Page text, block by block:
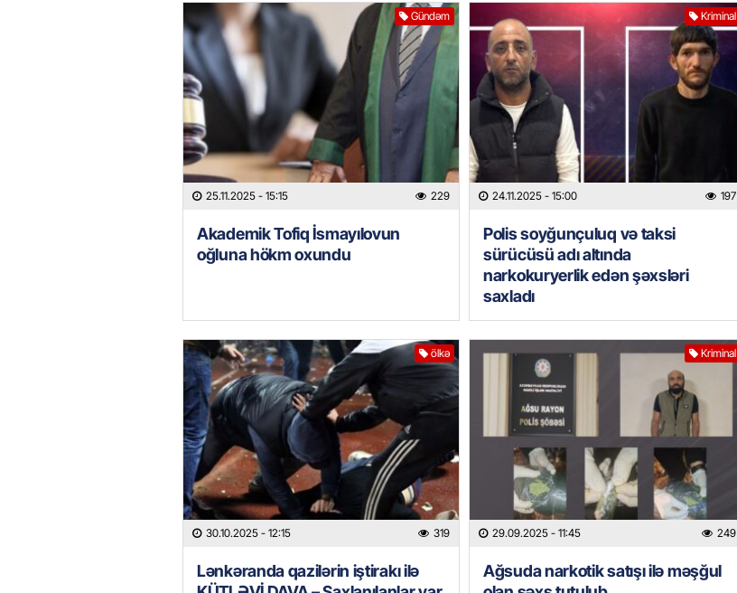
Gündəm
25.11.2025 - 15:15 229
Akademik Tofiq İsmayılovun
oğluna hökm oxundu
Kriminal
24.11.2025 - 15:00 197
Polis soyğunçuluq və taksi
sürücüsü adı altında
narkokuryerlik edən şəxsləri
saxladı
ölkə
30.10.2025 - 12:15 319
Lənkəranda qazilərin iştirakı ilə
Kriminal
29.09.2025 - 11:45 249
Ağsuda narkotik satışı ilə məşğul